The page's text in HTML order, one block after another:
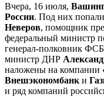
Вчера, 16 июля,
России. Под них
Неверов, помощник
федеральный министр
генерал-полковник ФСБ
министр ДНР
наложены на компании
Внешэкономбанк и
и ряд компаний